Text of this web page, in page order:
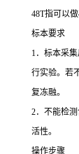
48T指可以做
标本要求
1．标本采
行实验。若
复冻融。
2．不能检
活性。
操作步骤